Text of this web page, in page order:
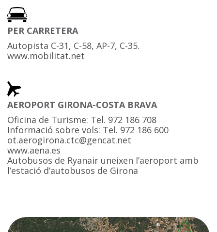
PER CARRETERA
Autopista C-31, C-58, AP-7, C-35.
www.mobilitat.net
AEROPORT GIRONA-COSTA BRAVA
Oficina de Turisme: Tel. 972 186 708
Informació sobre vols: Tel. 972 186 600
ot.aerogirona.ctc@gencat.net
www.aena.es
Autobusos de Ryanair uneixen l’aeroport amb
l’estació d’autobusos de Girona